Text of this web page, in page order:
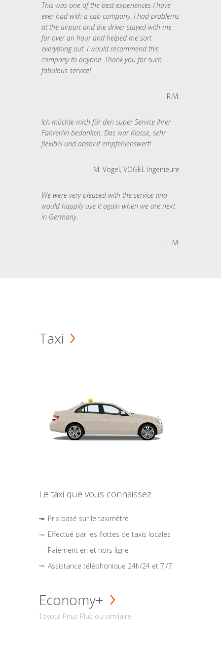
This was one of the best experiences I have
ever had with a cab company. I had problems
at the airport and the driver stayed with me
for over an hour and helped me sort
everything out. I would recommend this
company to anyone. Thank you for such
fabulous service!
R.M.
Ich möchte mich für den super Service Ihrer
Fahrer/in bedanken. Das war Klasse, sehr
flexibel und absolut empfehlenswert!
M. Vogel, VOGEL Ingenieure
We were very pleased with the service and
would happily use it again when we are next
in Germany.
T. M.
Taxi
Le taxi que vous connaissez
Prix basé sur le taximètre
Effectué par les flottes de taxis locales
Paiement en et hors ligne
Assistance téléphonique 24h/24 et 7j/7
Economy+
Toyota Prius Plus ou similaire